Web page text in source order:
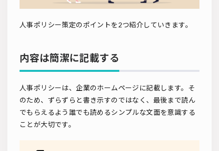
人事ポリシー策定のポイントを2つ紹介していきます。
内容は簡潔に記載する
人事ポリシーは、企業のホームページに記載します。そ
のため、ずらずらと書き示すのではなく、最後まで読ん
でもらえるよう誰でも読めるシンプルな文面を意識する
ことが大切です。